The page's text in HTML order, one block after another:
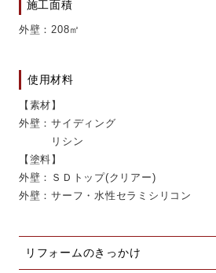
施工面積
外壁：208㎡
使用材料
【素材】
外壁：サイディング
リシン
【塗料】
外壁：ＳＤトップ(クリアー)
外壁：サーフ・水性セラミシリコン
リフォームのきっかけ